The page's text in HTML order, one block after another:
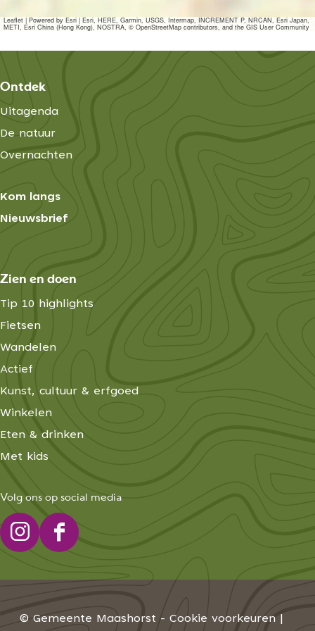
Leaflet|Powered by Esri | Esri, HERE, Garmin, USGS, Intermap, INCREMENT P, NRCAN, Esri Japan,
METI, Esri China (Hong Kong), NOSTRA, © OpenStreetMap contributors, and the GIS User Community
Ontdek
Uitagenda
De natuur
Overnachten
Kom langs
Nieuwsbrief
Zien en doen
Tip 10 highlights
Fietsen
Wandelen
Actief
Kunst, cultuur & erfgoed
Winkelen
Eten & drinken
Met kids
Volg ons op social media
I
s
a
F
c
b
© Gemeente Maashorst - Cookie voorkeuren